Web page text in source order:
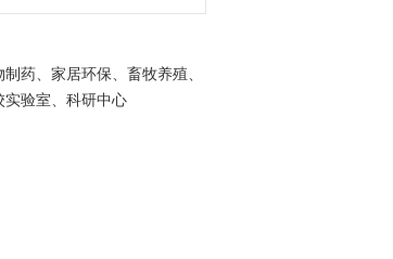
药、家居环保、畜牧养殖、
实验室、科研中心